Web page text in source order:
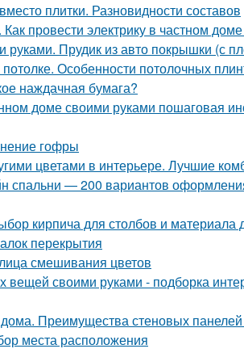
плитки. Разновидности составов
провести электрику в частном
руками. Прудик из авто покрышки (с
Особенности потолочных
наждачная бумага?
доме своими руками пошаговая
гофры
цветами в интерьере. Лучшие
спальни — 200 вариантов
кирпича для столбов и материала
перекрытия
смешивания цветов
вещей своими руками - подборка
Преимущества стеновых панелей
места расположения